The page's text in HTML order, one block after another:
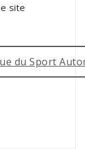
site
du Sport